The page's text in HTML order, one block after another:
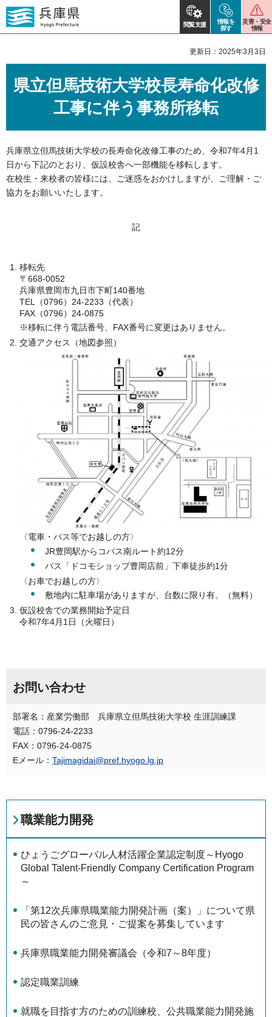
閲覧支援
情報を
探す
災害・安全
情報
更新日：2025年3月3日
県立但馬技術大学校長寿命化改修
工事に伴う事務所移転
兵庫県立但馬技術大学校の長寿命化改修工事のため、令和7年4月1
日から下記のとおり、仮設校舎へ一部機能を移転します。
在校生・来校者の皆様には、ご迷惑をおかけしますが、ご理解・ご
協力をお願いいたします。
記
移転先
〒668-0052
兵庫県豊岡市九日市下町140番地
TEL（0796）24-2233（代表）
FAX（0796）24-0875
※移転に伴う電話番号、FAX番号に変更はありません。
交通アクセス（地図参照）
〈電車・バス等でお越しの方〉
JR豊岡駅からコバス南ルート約12分
バス「ドコモショップ豊岡店前」下車徒歩約1分
〈お車でお越しの方〉
敷地内に駐車場がありますが、台数に限り有。（無料）
仮設校舎での業務開始予定日
令和7年4月1日（火曜日）
お問い合わせ
部署名：産業労働部 兵庫県立但馬技術大学校 生涯訓練課
電話：0796-24-2233
FAX：0796-24-0875
Eメール： Tajimagidai@pref.hyogo.lg.jp
職業能力開発
ひょうごグローバル人材活躍企業認定制度～Hyogo
Global Talent-Friendly Company Certification Program
～
「第12次兵庫県職業能力開発計画（案）」について県
民の皆さんのご意見・ご提案を募集しています
兵庫県職業能力開発審議会（令和7～8年度）
認定職業訓練
就職を目指す方のための訓練校、公共職業能力開発施